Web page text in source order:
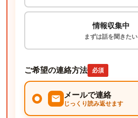
情報収集中
まずは話を聞きたい
ご希望の連絡方法 必須
メールで連絡
じっくり読み返せます